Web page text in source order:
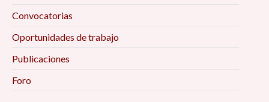
Convocatorias
Oportunidades de trabajo
Publicaciones
Foro